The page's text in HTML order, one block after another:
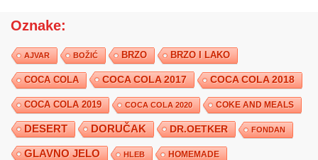
Oznake:
AJVAR BOŽIĆ BRZO BRZO I LAKO
COCA COLA COCA COLA 2017 COCA COLA 2018
COCA COLA 2019 COCA COLA 2020 COKE AND MEALS
DESERT DORUČAK DR.OETKER FONDAN
GLAVNO JELO HLEB HOMEMADE